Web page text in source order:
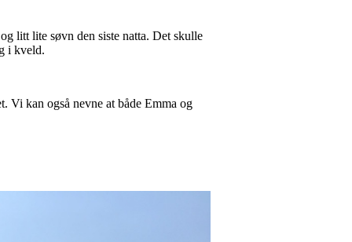
litt lite søvn den siste natta. Det skulle
i kveld.
Vi kan også nevne at både Emma og